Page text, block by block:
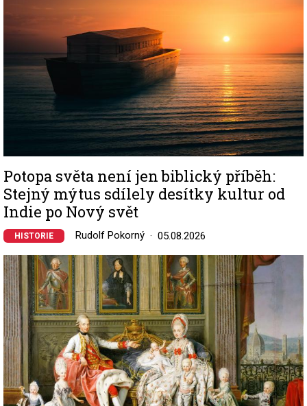
Potopa světa není jen biblický příběh:
Stejný mýtus sdílely desítky kultur od
Indie po Nový svět
HISTORIE Rudolf Pokorný 05.08.2026
Image